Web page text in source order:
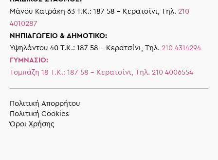
Μάνου Κατράκη 63 Τ.Κ.: 187 58 – Κερατσίνι, Τηλ. 210
4010287
ΝΗΠΙΑΓΩΓΕΙΟ & ΔΗΜΟΤΙΚΟ:
Υψηλάντου 40 Τ.Κ.: 187 58 – Κερατσίνι, Τηλ. 210 4314294
ΓΥΜΝΑΣΙΟ:
Τομπάζη 18 Τ.Κ.: 187 58 – Κερατσίνι, Τηλ. 210 4006554
Πολιτική Απορρήτου
Πολιτική Cookies
Όροι Χρήσης